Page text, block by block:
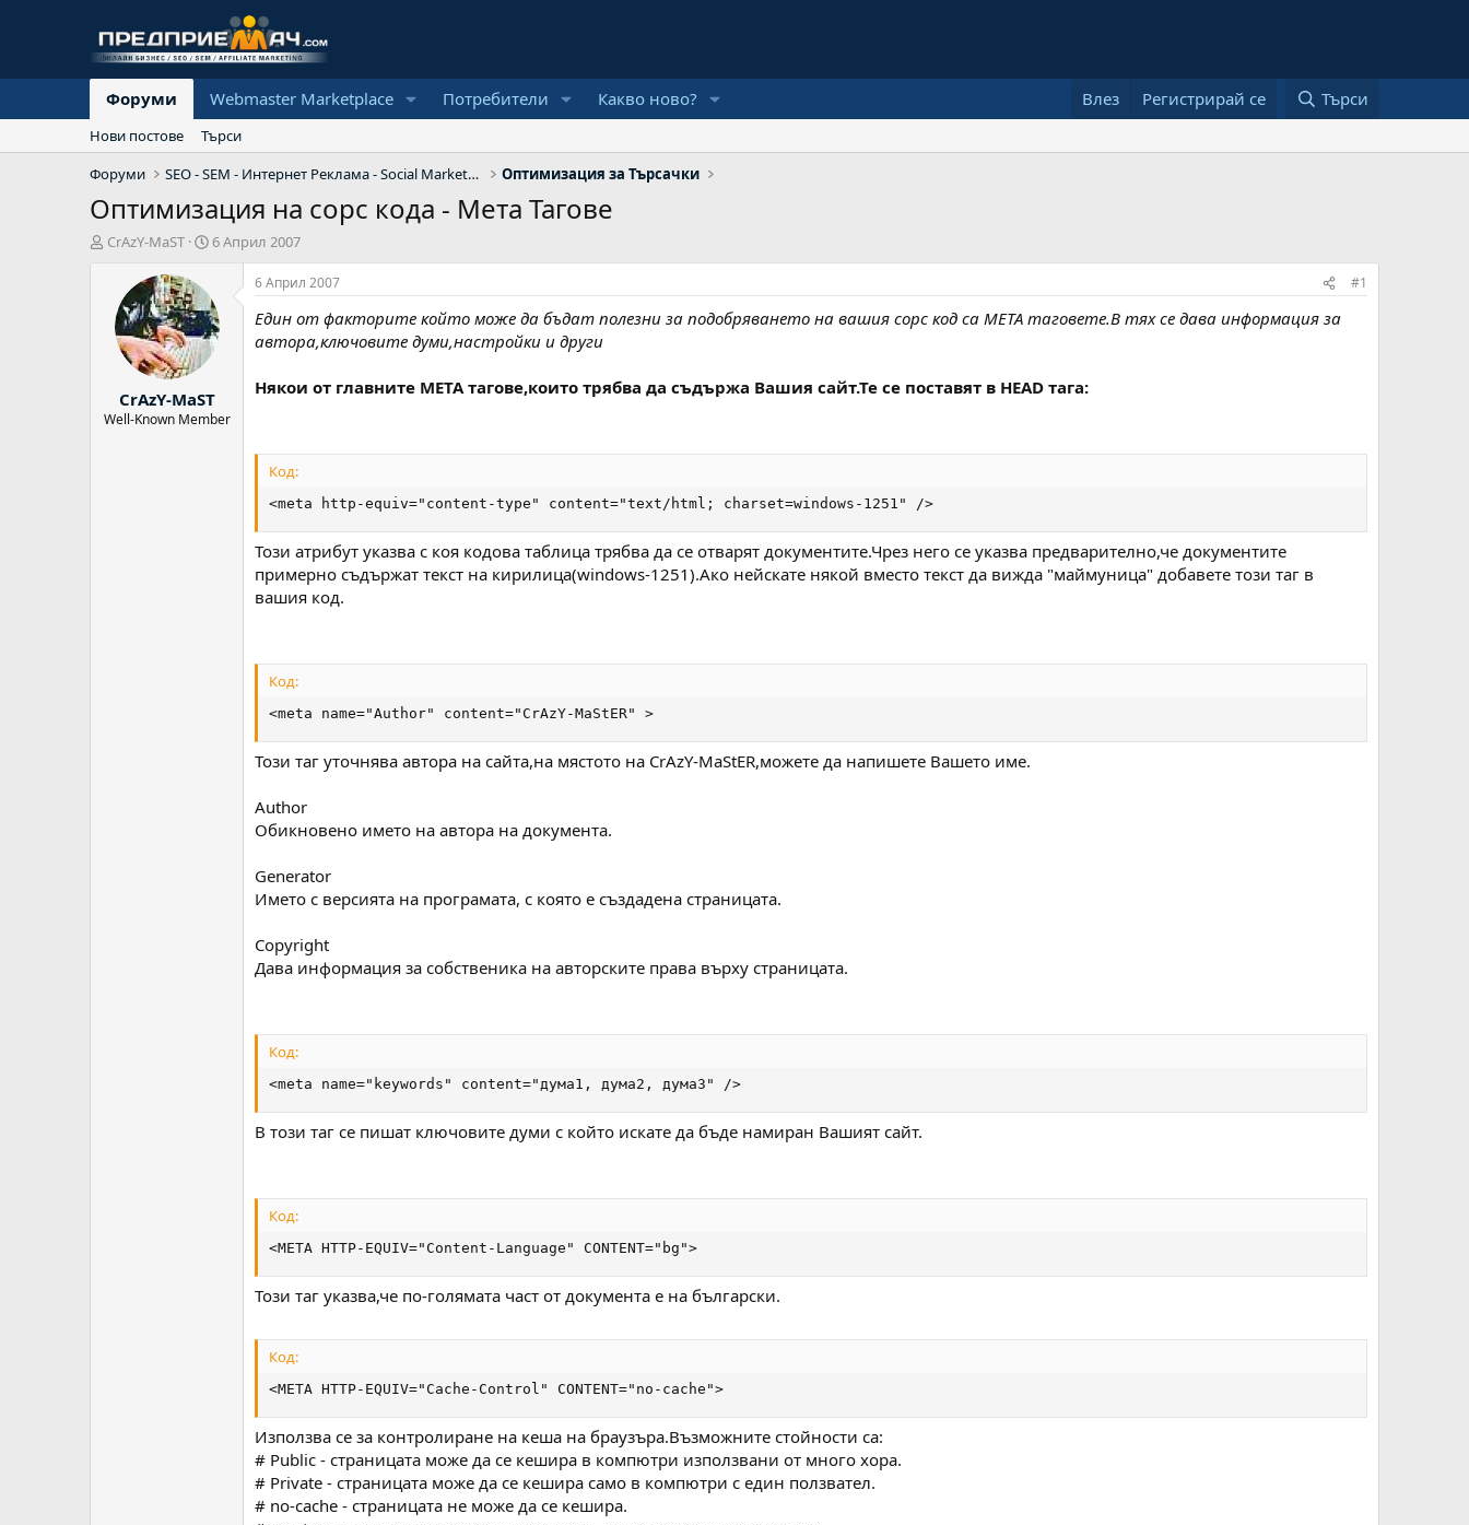
Форуми Webmaster Marketplace Потребители Какво ново? Влез Регистрирай се Търси
Нови постове
Търси
Форуми
SEO - SEM - Интернет Реклама - Social Marketing Оптимизация за Търсачки
Оптимизация на сорс кода - Мета Тагове
А
CrAzY-MaST
Н
а
л
н
а
а
т
6 Април 2007
CrAzY-MaST
Well-Known Member
6 Април 2007 #1
Един от факторите който може да бъдат полезни за подобряването на вашия сорс код са META таговете.В тях се дава информация за
автора,ключовите думи,настройки и други
Някои от главните МЕТА тагове,които трябва да съдържа Вашия сайт.Те се поставят в HEAD тага:
Код:
<meta http-equiv="content-type" content="text/html; charset=windows-1251" />
Този атрибут указва с коя кодова таблица трябва да се отварят документите.Чрез него се указва предварително,че документите
примерно съдържат текст на кирилица(windows-1251).Ако нейскате някой вместо текст да вижда "маймуница" добавете този таг в
вашия код.
Код:
<meta name="Author" content="CrAzY-MaStER" >
Този таг уточнява автора на сайта,на мястото на CrAzY-MaStER,можете да напишете Вашето име.
Author
Обикновено името на автора на документа.
Generator
Името с версията на програмата, с която е създадена страницата.
Copyright
Дава информация за собственика на авторските права върху страницата.
Код:
<meta name="keywords" content="дума1, дума2, дума3" />
В този таг се пишат ключовите думи с който искате да бъде намиран Вашият сайт.
Код:
<META HTTP-EQUIV="Content-Language" CONTENT="bg">
Този таг указва,че по-голямата част от документа е на български.
Код:
<META HTTP-EQUIV="Cache-Control" CONTENT="no-cache">
Използва се за контролиране на кеша на браузъра.Възможните стойности са:
# Public - страницата може да се кешира в компютри използвани от много хора.
# Private - страницата може да се кешира само в компютри с един ползвател.
# no-cache - страницата не може да се кешира.